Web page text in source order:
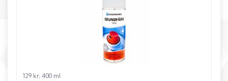
129 kr, 400 ml